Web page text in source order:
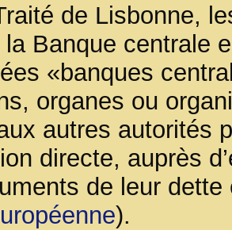
de Lisbonne,
la Banque centrale
«banques
organes ou
autres autorités
directe, auprès
de leur
).